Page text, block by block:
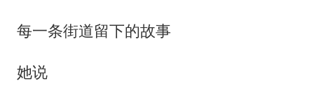
每一条街道留下的故事
她说